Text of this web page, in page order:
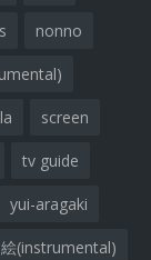
nonno
screen
tv guide
yui-aragaki
(instrumental)